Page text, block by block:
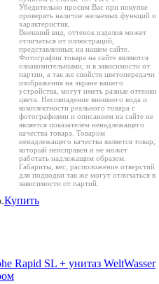
Убедительно просим Вас при покупке
проверять наличие желаемых функций и
характеристик.
Внешний вид, оттенок изделия может
отличаться от иллюстраций,
представленных на нашем сайте.
Фотографии товара на сайте являются
ознакомительными, и в зависимости от
партии, а так же свойств цветопередачи
изображения на экране вашего
устройства, могут иметь разные оттенки
цвета. Несовпадение внешнего вида и
комплектности реального товара с
фотографиями и описанием на сайте не
является показателем ненадлежащего
качества товара. Товаром
ненадлежащего качества является товар,
который неисправен и не может
работать надлежащим образом.
Габариты, вес, расположение отверстий
для подводки так же могут отличаться в
зависимости от партий.
Купить
Rapid SL + унитаз WeltWasser